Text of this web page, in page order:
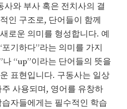
사와 부사 혹은 전치사의 결
인 구조로, 단어들이 함께
로운 의미를 형성합니다. 예
기하다”라는 의미를 가지
“up”이라는 단어들의 뜻을
표현입니다. 구동사는 일상
사용되며, 영어를 유창하
자들에게는 필수적인 학습